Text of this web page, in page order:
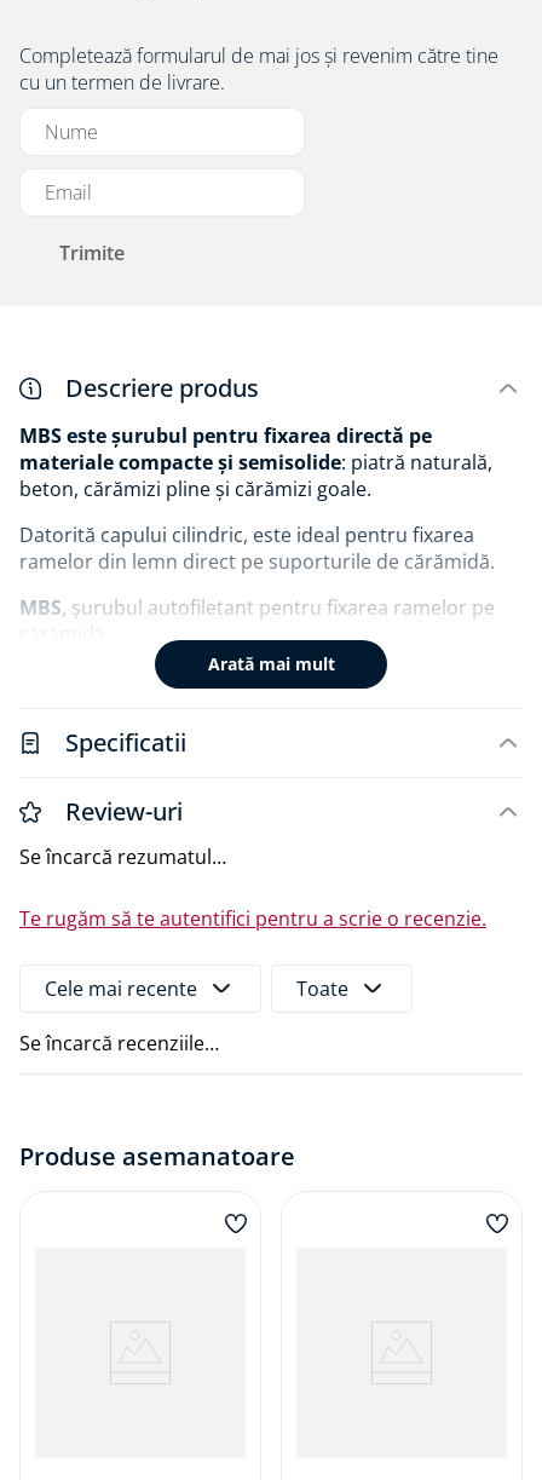
Completează formularul de mai jos și revenim către tine
cu un termen de livrare.
Trimite
Descriere produs
MBS este șurubul pentru fixarea directă pe
materiale compacte și semisolide: piatră naturală,
beton, cărămizi pline și cărămizi goale.
Datorită capului cilindric, este ideal pentru fixarea
ramelor din lemn direct pe suporturile de cărămidă.
MBS, șurubul autofiletant pentru fixarea ramelor pe
cărămidă.
al șurubului
permite fixarea în
tensiunii reduse induse pe material.
directă pe suportul din cărămidă a cadrelor și a
Documente
Fișă tehnică
Arată mai mult
Specificatii
Review-uri
Se încarcă rezumatul…
Te rugăm să te autentifici pentru a scrie o recenzie.
Cele mai recente Toate
Se încarcă recenziile…
Produse asemanatoare